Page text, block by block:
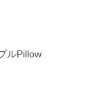
ルPillow